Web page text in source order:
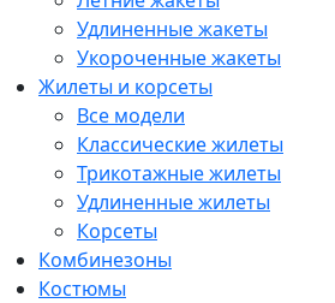
Удлиненные жакеты
Укороченные жакеты
Жилеты и корсеты
Все модели
Классические жилеты
Трикотажные жилеты
Удлиненные жилеты
Корсеты
Комбинезоны
Костюмы